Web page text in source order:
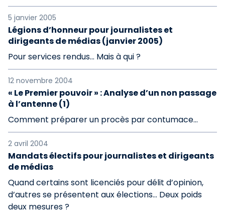
5 janvier 2005
Légions d’honneur pour journalistes et
dirigeants de médias (janvier 2005)
Pour services rendus... Mais à qui ?
12 novembre 2004
« Le Premier pouvoir » : Analyse d’un non passage
à l’antenne (1)
Comment préparer un procès par contumace...
2 avril 2004
Mandats électifs pour journalistes et dirigeants
de médias
Quand certains sont licenciés pour délit d’opinion,
d’autres se présentent aux élections... Deux poids
deux mesures ?